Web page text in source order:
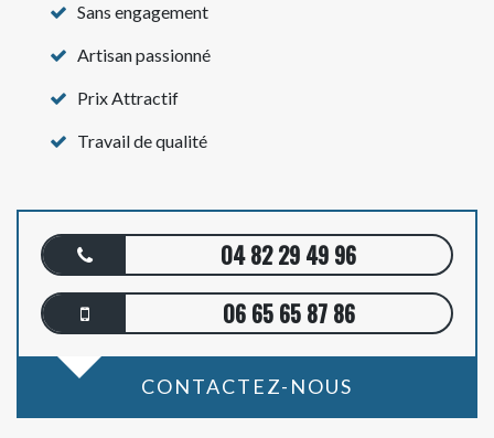
Sans engagement
Artisan passionné
Prix Attractif
Travail de qualité
04 82 29 49 96
06 65 65 87 86
CONTACTEZ-NOUS